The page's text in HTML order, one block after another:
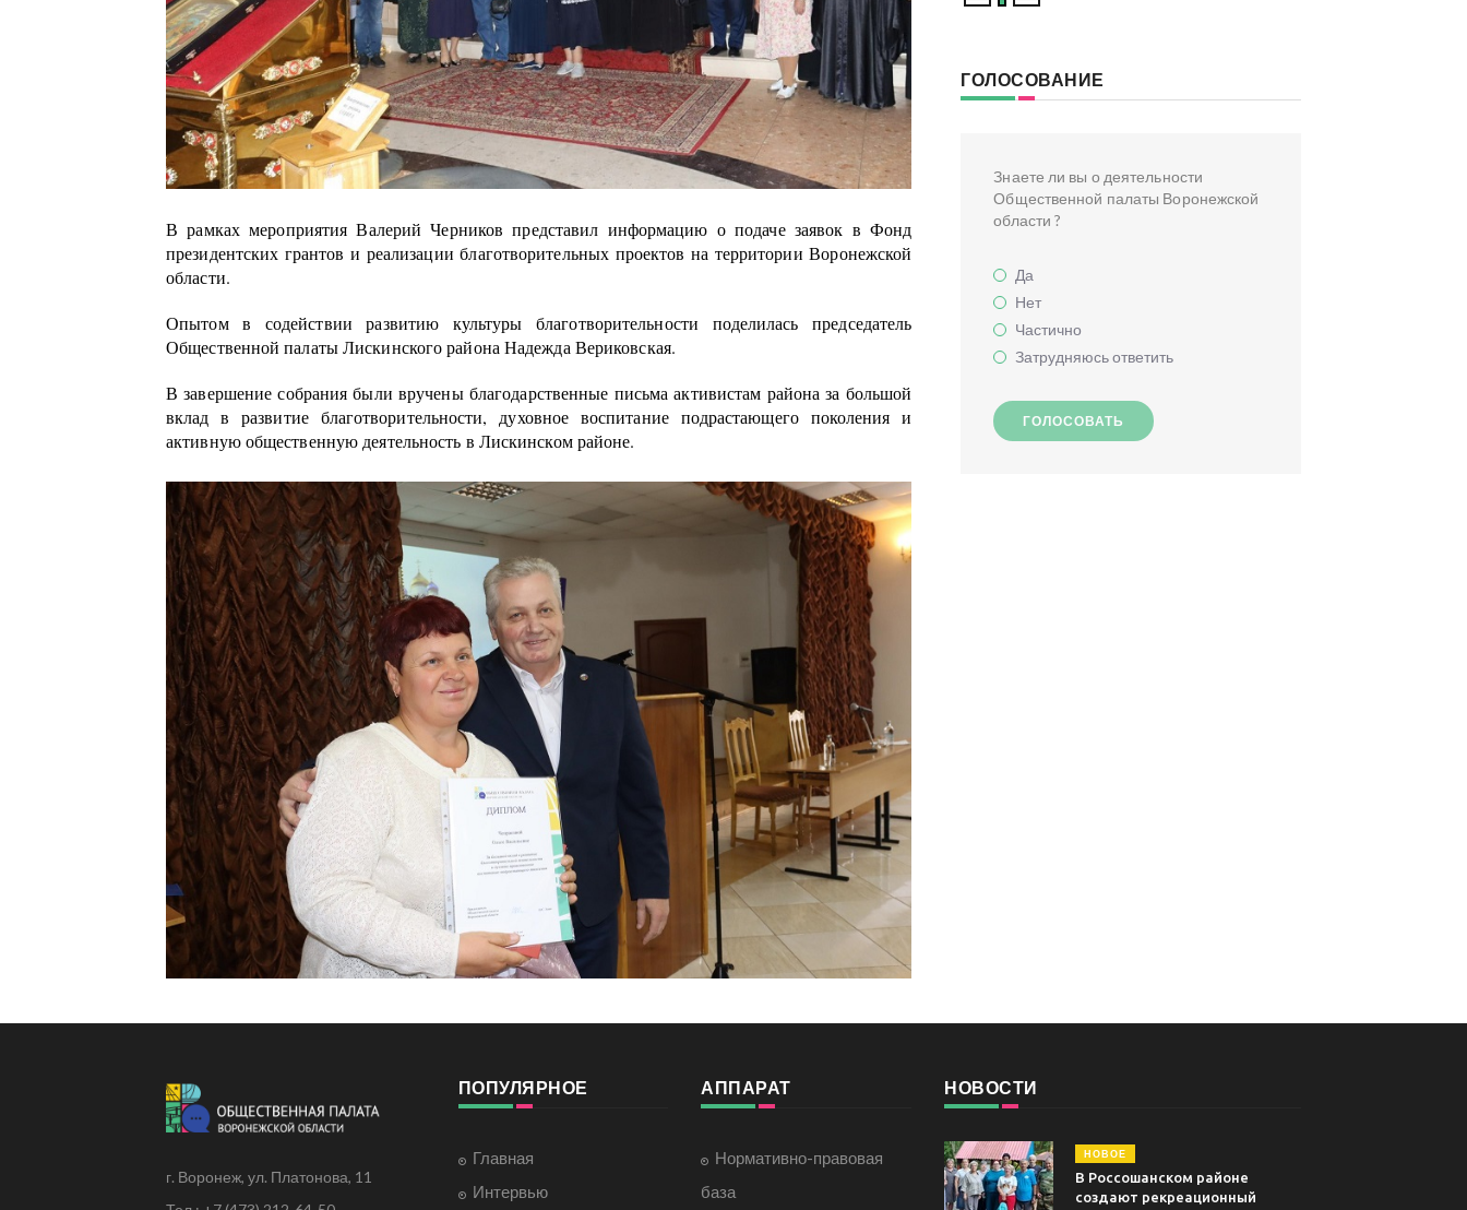
В рамках мероприятия Валерий Черников представил информацию о подаче заявок в Фонд
президентских грантов и реализации благотворительных проектов на территории Воронежской
области.
Опытом в содействии развитию культуры благотворительности поделилась председатель
Общественной палаты Лискинского района Надежда Вериковская.
В завершение собрания были вручены благодарственные письма активистам района за большой
вклад в развитие благотворительности, духовное воспитание подрастающего поколения и
активную общественную деятельность в Лискинском районе.
ГОЛОСОВАНИЕ
Знаете ли вы о деятельности
Общественной палаты Воронежской
области ?
Да
Нет
Частично
Затрудняюсь ответить
ГОЛОСОВАТЬ
г. Воронеж, ул. Платонова, 11
ПОПУЛЯРНОЕ
Главная
Интервью
АППАРАТ
Нормативно-правовая
база
НОВОСТИ
НОВОЕ
В Россошанском районе
создают рекреационный